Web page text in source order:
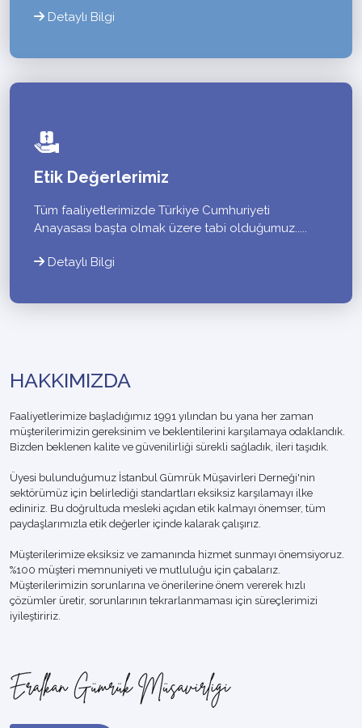
Detaylı Bilgi
Etik Değerlerimiz
Tüm faaliyetlerimizde Türkiye Cumhuriyeti
Anayasası başta olmak üzere tabi olduğumuz.....
Detaylı Bilgi
HAKKIMIZDA
Faaliyetlerimize başladığımız 1991 yılından bu yana her zaman
müşterilerimizin gereksinim ve beklentilerini karşılamaya odaklandık.
Bizden beklenen kalite ve güvenilirliği sürekli sağladık, ileri taşıdık.
Üyesi bulunduğumuz İstanbul Gümrük Müşavirleri Derneği'nin
sektörümüz için belirlediği standartları eksiksiz karşılamayı ilke
ediniriz. Bu doğrultuda mesleki açıdan etik kalmayı önemser, tüm
paydaşlarımızla etik değerler içinde kalarak çalışırız.
Müşterilerimize eksiksiz ve zamanında hizmet sunmayı önemsiyoruz.
%100 müşteri memnuniyeti ve mutluluğu için çabalarız.
Müşterilerimizin sorunlarına ve önerilerine önem vererek hızlı
çözümler üretir, sorunlarının tekrarlanmaması için süreçlerimizi
iyileştiririz.